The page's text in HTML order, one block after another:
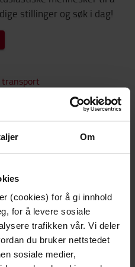
Om
(cookies) for å gi innhold
for å levere sosiale
trafikken vår. Vi deler
du bruker nettstedet
sosiale medier,
stillinger og søk i dag!
trucker og